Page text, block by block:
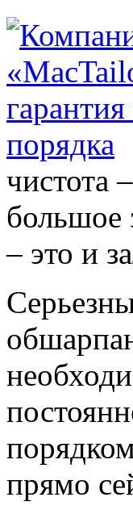
чистота
большое
– это и
прямо